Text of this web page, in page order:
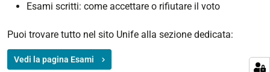
Esami scritti: come accettare o rifiutare il voto
Puoi trovare tutto nel sito Unife alla sezione dedicata:
Vedi la pagina Esami